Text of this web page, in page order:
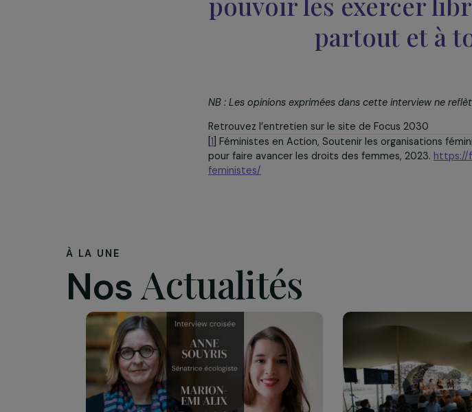
et aux filles, l’accès à l’éducation pour les
pour les femmes, ainsi que la lutte contre les
Notre
droit qui garantit
humains
NB : Les opinions exprimées dans cette
Retrouvez l’entretien sur le site de Focus
Féministes en Action, Soutenir les
pour faire avancer les droits des femmes,